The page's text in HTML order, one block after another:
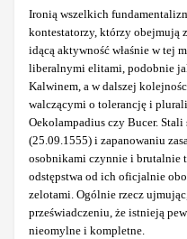
Ironią wszelkich
kontestatorzy, którzy obejmują
idącą aktywność właśnie w tej
liberalnymi elitami, podobnie
Kalwinem, a w dalszej
walczącymi o tolerancję i
Oekolampadius czy Bucer.
(25.09.1555) i zapanowaniu
osobnikami czynnie i brutalnie
odstępstwa od ich oficjalnie
zelotami. Ogólnie rzecz
przeświadczeniu, że istnieją
nieomylne i kompletne.